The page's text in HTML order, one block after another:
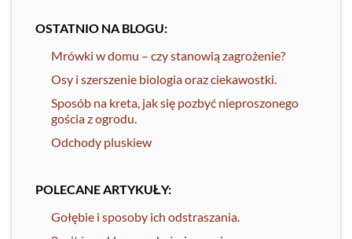
OSTATNIO NA BLOGU:
Mrówki w domu – czy stanowią zagrożenie?
Osy i szerszenie biologia oraz ciekawostki.
Sposób na kreta, jak się pozbyć nieproszonego
gościa z ogrodu.
Odchody pluskiew
POLECANE ARTYKUŁY:
Gołębie i sposoby ich odstraszania.